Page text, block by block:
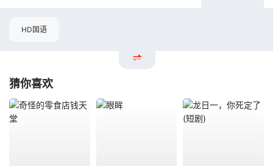
HD国语
猜你喜欢